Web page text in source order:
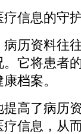
信息的守
历资料往
它将患者
档案。
高了病历
信息，从